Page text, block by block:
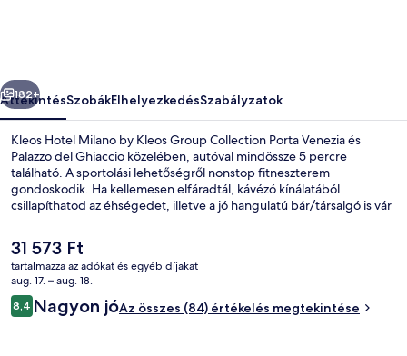
képgalériája
Következő
182+
ÁttekintésSzobákElhelyezkedésSzabályzatok
Kleos Hotel Milano by Kleos Group Collection Porta Venezia és
Palazzo del Ghiaccio közelében, autóval mindössze 5 percre
található. A sportolási lehetőségről nonstop fitneszterem
gondoskodik. Ha kellemesen elfáradtál, kávézó kínálatából
csillapíthatod az éhségedet, illetve a jó hangulatú bár/társalgó is vár
Intézet is csak 5 perc autóval. Más utazók imádják a hely következó
jellemzőit: segítőkész személyzet. A tömegközlekedés rövid sétával
megközelíthető: Piazza Ferravilla villamosmegálló csak pár lépés,
Piazza Aspari villamosmegálló pedig 3 perc séta.
A
jelenlegi
ár
31 573 Ft
31 573 Ft
tartalmazza az adókat és egyéb díjakat
aug. 17. – aug. 18.
Értékelések
8,48,4 ennyiből: 10
Nagyon jóAz összes (84) értékelés megtekintése